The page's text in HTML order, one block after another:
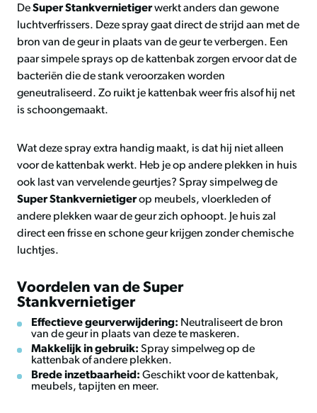
DeSuper Stankvernietigerwerkt anders dan gewone
luchtverfrissers. Deze spray gaat direct de strijd aan met de
bron van de geur in plaats van de geur te verbergen. Een
paar simpele sprays op de kattenbak zorgen ervoor dat de
bacteriën die de stank veroorzaken worden
geneutraliseerd. Zo ruikt je kattenbak weer fris alsof hij net
is schoongemaakt.
Wat deze spray extra handig maakt, is dat hij niet alleen
voor de kattenbak werkt. Heb je op andere plekken in huis
ook last van vervelende geurtjes? Spray simpelweg de
Super Stankvernietigerop meubels, vloerkleden of
andere plekken waar de geur zich ophoopt. Je huis zal
direct een frisse en schone geur krijgen zonder chemische
luchtjes.
Voordelen van de Super
Stankvernietiger
Effectieve geurverwijdering: Neutraliseert de bron
van de geur in plaats van deze te maskeren.
Makkelijk in gebruik: Spray simpelweg op de
kattenbak of andere plekken.
Brede inzetbaarheid: Geschikt voor de kattenbak,
meubels, tapijten en meer.